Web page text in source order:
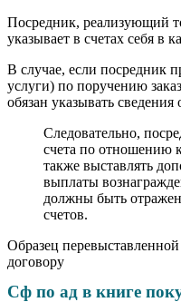
Посредник, реализующий
указывает в счетах себя в
В случае, если посредник
услуги) по поручению
обязан указывать
Следовательно,
счета по отношению
также выставлять
выплаты
должны быть
счетов.
Образец
договору
Сф по ад в книге